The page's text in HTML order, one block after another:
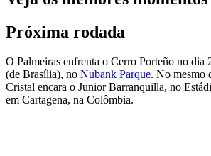
Próxima rodada
O Palmeiras enfrenta o Cerro Porteño no dia
(de Brasília), no Nubank Parque. No mesmo
Cristal encara o Junior Barranquilla, no
em Cartagena, na Colômbia.